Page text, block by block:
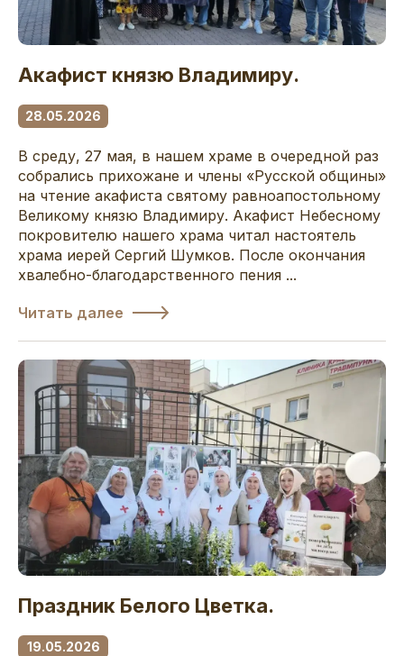
Акафист князю Владимиру.
28.05.2026
В среду, 27 мая, в нашем храме в очередной раз
собрались прихожане и члены «Русской общины»
на чтение акафиста святому равноапостольному
Великому князю Владимиру. Акафист Небесному
покровителю нашего храма читал настоятель
храма иерей Сергий Шумков. После окончания
хвалебно-благодарственного пения ...
Читать далее
Праздник Белого Цветка.
19.05.2026